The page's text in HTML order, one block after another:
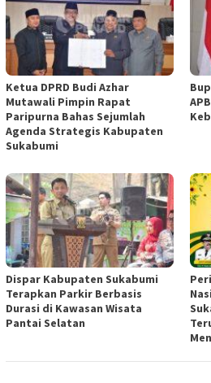
Ketua DPRD Budi Azhar
Mutawali Pimpin Rapat
Paripurna Bahas Sejumlah
Agenda Strategis Kabupaten
Sukabumi
Dispar Kabupaten Sukabumi
Terapkan Parkir Berbasis
Durasi di Kawasan Wisata
Pantai Selatan